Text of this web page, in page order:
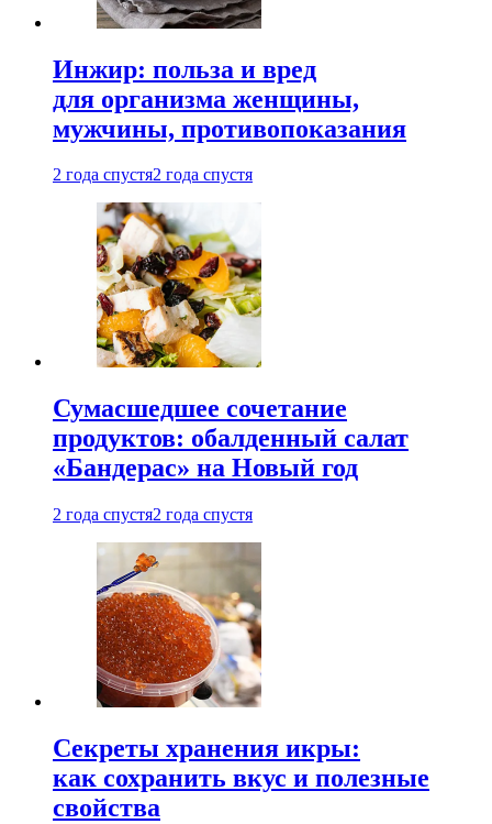
Инжир: польза и вред
для организма женщины,
мужчины, противопоказания
2 года спустя2 года спустя
Сумасшедшее сочетание
продуктов: обалденный салат
«Бандерас» на Новый год
2 года спустя2 года спустя
Секреты хранения икры:
как сохранить вкус и полезные
свойства